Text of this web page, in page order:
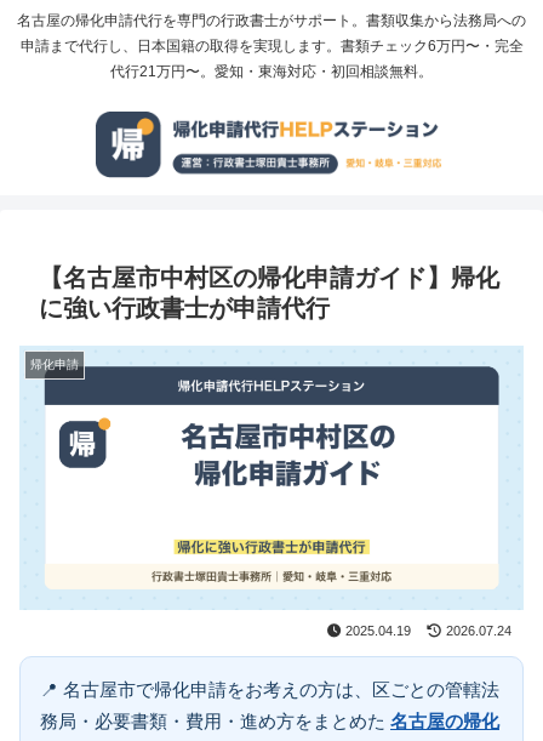
名古屋の帰化申請代行を専門の行政書士がサポート。書類収集から法務局への
申請まで代行し、日本国籍の取得を実現します。書類チェック6万円〜・完全
代行21万円〜。愛知・東海対応・初回相談無料。
【名古屋市中村区の帰化申請ガイド】帰化
に強い行政書士が申請代行
帰化申請
2025.04.19 2026.07.24
📍 名古屋市で帰化申請をお考えの方は、区ごとの管轄法
務局・必要書類・費用・進め方をまとめた 名古屋の帰化